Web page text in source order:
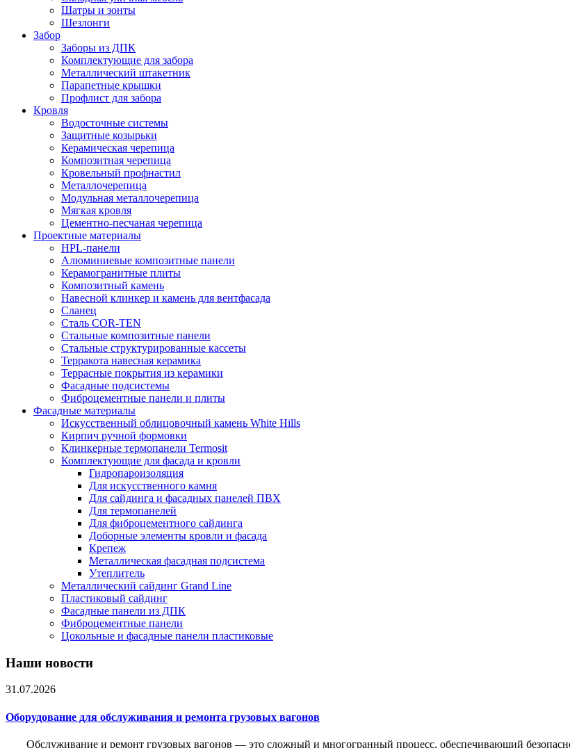
Шатры и зонты
Шезлонги
Забор
Заборы из ДПК
Комплектующие для забора
Металлический штакетник
Парапетные крышки
Профлист для забора
Кровля
Водосточные системы
Защитные козырьки
Керамическая черепица
Композитная черепица
Кровельный профнастил
Металлочерепица
Модульная металлочерепица
Мягкая кровля
Цементно-песчаная черепица
Проектные материалы
HPL-панели
Алюминиевые композитные панели
Керамогранитные плиты
Композитный камень
Навесной клинкер и камень для вентфасада
Сланец
Сталь COR-TEN
Стальные композитные панели
Стальные структурированные кассеты
Терракота навесная керамика
Террасные покрытия из керамики
Фасадные подсистемы
Фиброцементные панели и плиты
Фасадные материалы
Искусственный облицовочный камень White Hills
Кирпич ручной формовки
Клинкерные термопанели Termosit
Комплектующие для фасада и кровли
Гидропароизоляция
Для искусственного камня
Для сайдинга и фасадных панелей ПВХ
Для термопанелей
Для фиброцементного сайдинга
Доборные элементы кровли и фасада
Крепеж
Металлическая фасадная подсистема
Утеплитель
Металлический сайдинг Grand Line
Пластиковый сайдинг
Фасадные панели из ДПК
Фиброцементные панели
Цокольные и фасадные панели пластиковые
Наши новости
31.07.2026
Оборудование для обслуживания и ремонта грузовых вагонов
Обслуживание и ремонт грузовых вагонов — это сложный и многогранный процесс, обеспечивающий